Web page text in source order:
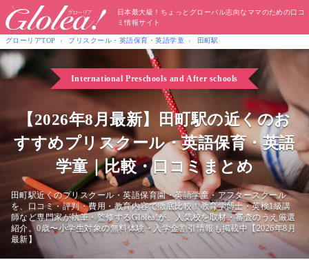
日本最大級！ちょっとグローバル志向なママのための口コ
ミ情報サイト
グローリアTOP プリスクール・英語保育・英語学童 田町駅
International Preschools and After schools
【2026年8月最新】田町駅の近くのお
すすめプリスクール・英語保育・英語
学童｜比較・口コミまとめ
田町駅近くのプリスクール・英語保育園・英語学童・アフタースクール
を、口コミ・評判・費用・教育内容で徹底比較！教育学博士・英検1級講
師など専門家が執筆・監修するGlolea!が、人気校を取材・審査のうえ厳選
紹介。0歳〜小学生対象の無料体験・入学金割引情報も掲載中【2026年8月
最新】